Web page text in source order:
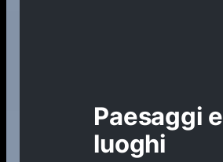
Paesaggi e
luoghi